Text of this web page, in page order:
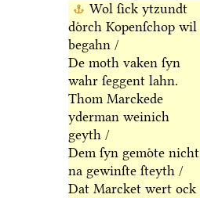
Wol ſick ytzundt
doͤrch Kopenſchop wil
begahn /
De moth vaken ſyn
wahr ſeggent lahn.
Thom Marckede
yderman weinich
geyth /
Dem ſyn gemoͤte nicht
na gewinſte ſteyth /
Dat Marcket wert ock